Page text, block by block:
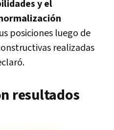
y el
posiciones luego de
realizadas
resultados